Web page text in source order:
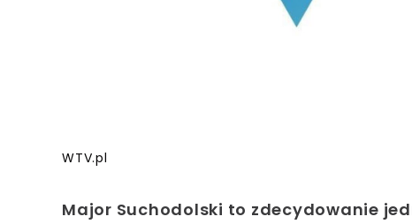
WTV.pl
Major Suchodolski to zdecydowanie